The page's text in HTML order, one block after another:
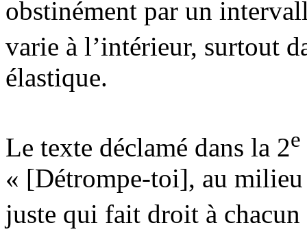
obstinément par un
varie à l’intérieur, surtout
élastique.
Le texte déclamé dans la 2e
« [Détrompe-toi], au
juste qui fait droit à chacun